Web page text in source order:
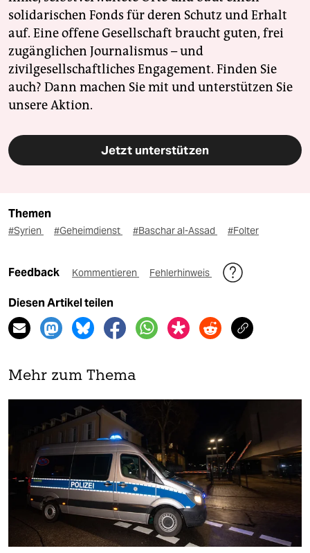
solidarischen Fonds für deren Schutz und Erhalt
auf. Eine offene Gesellschaft braucht guten, frei
zugänglichen Journalismus – und
zivilgesellschaftliches Engagement. Finden Sie
auch? Dann machen Sie mit und unterstützen Sie
unsere Aktion.
Jetzt unterstützen
Themen
#Syrien #Geheimdienst #Baschar al-Assad #Folter
Feedback Kommentieren Fehlerhinweis
Diesen Artikel teilen
Mehr zum Thema